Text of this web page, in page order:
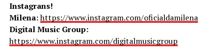
Instagrans!
Milena:https://www.instagram.com/oficialdamilena
Digital Music Group:
https://www.instagram.com/digitalmusicgroup